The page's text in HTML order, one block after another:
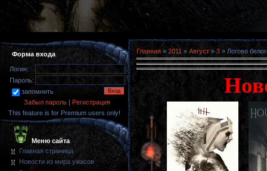
Форма входа
Логин:
Пароль:
запомнить
Забыл пароль | Регистрация
This feature is for Premium users only!
Меню сайта
Главная страница
Новости из мира ужасов
Главная » 2011 » Август » 3 » Логово